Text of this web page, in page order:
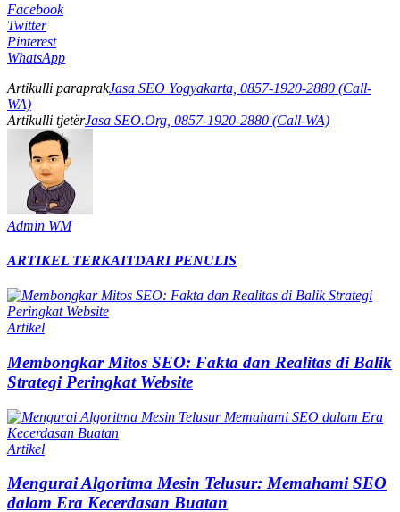
Facebook
Twitter
Pinterest
WhatsApp
Artikulli paraprakJasa SEO Yogyakarta, 0857-1920-2880 (Call-
WA)
Artikulli tjetërJasa SEO.Org, 0857-1920-2880 (Call-WA)
Admin WM
ARTIKEL TERKAITDARI PENULIS
Artikel
Membongkar Mitos SEO: Fakta dan Realitas di Balik
Strategi Peringkat Website
Artikel
Mengurai Algoritma Mesin Telusur: Memahami SEO
dalam Era Kecerdasan Buatan